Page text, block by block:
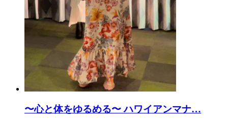
〜心と体をゆるめる〜 ハワイアンマナ…